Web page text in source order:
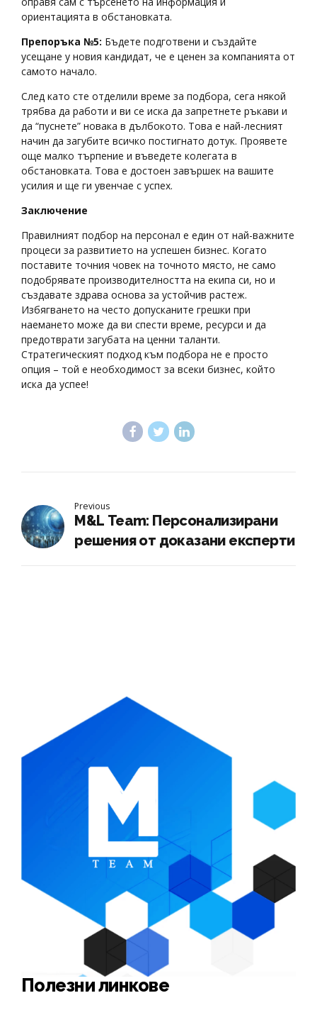
ориентацията в обстановката.
Препоръка №5: Бъдете подготвени и създайте
усещане у новия кандидат, че е ценен за компанията от
самото начало.
След като сте отделили време за подбора, сега някой
трябва да работи и ви се иска да запретнете ръкави и
да “пуснете” новака в дълбокото. Това е най-лесният
начин да загубите всичко постигнато дотук. Проявете
още малко търпение и въведете колегата в
обстановката. Това е достоен завършек на вашите
усилия и ще ги увенчае с успех.
Заключение
Правилният подбор на персонал е един от най-важните
процеси за развитието на успешен бизнес. Когато
поставите точния човек на точното място, не само
подобрявате производителността на екипа си, но и
създавате здрава основа за устойчив растеж.
Избягването на често допусканите грешки при
наемането може да ви спести време, ресурси и да
предотврати загубата на ценни таланти.
Стратегическият подход към подбора не е просто
опция – той е необходимост за всеки бизнес, който
иска да успее!
Previous
М&L Team: Персонализирани
решения от доказани експерти
Полезни линкове